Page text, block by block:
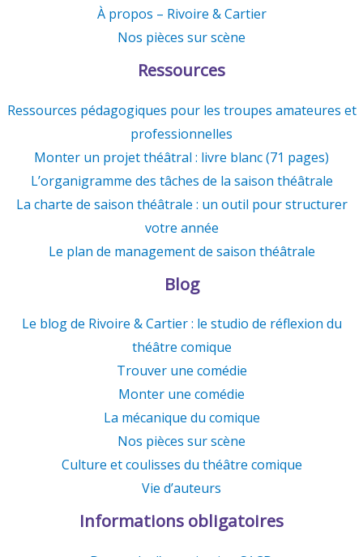
À propos – Rivoire & Cartier
Nos pièces sur scène
Ressources
Ressources pédagogiques pour les troupes amateures et
professionnelles
Monter un projet théâtral : livre blanc (71 pages)
L’organigramme des tâches de la saison théâtrale
La charte de saison théâtrale : un outil pour structurer
votre année
Le plan de management de saison théâtrale
Blog
Le blog de Rivoire & Cartier : le studio de réflexion du
théâtre comique
Trouver une comédie
Monter une comédie
La mécanique du comique
Nos pièces sur scène
Culture et coulisses du théâtre comique
Vie d’auteurs
Informations obligatoires